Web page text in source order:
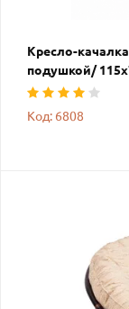
Кресло-
подушкой/
Код: 6808